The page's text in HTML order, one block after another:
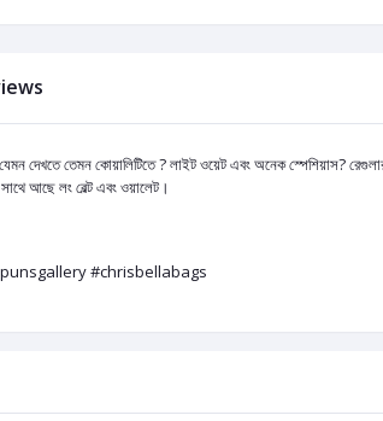
দেখতে তেমন কোয়ালিটিতে ? লাইট ওয়েট এবং অনেক স্পেশিয়াস?
আছে লং বেল্ট এবং ওয়ালেট।
#chrisbellabags